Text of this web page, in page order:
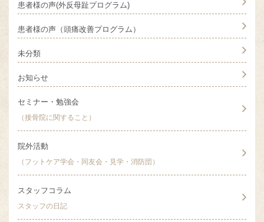
患者様の声(外反母趾プログラム)
患者様の声（頭痛改善プログラム）
未分類
お知らせ
セミナー・勉強会
（接骨院に関すること）
院外活動
（フットケア学会・同友会・見学・消防団）
スタッフコラム
スタッフの日記